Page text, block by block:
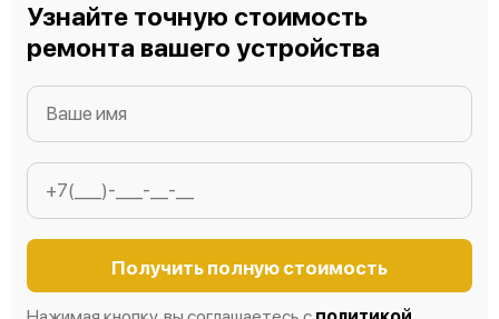
Узнайте точную стоимость
ремонта вашего устройства
Получить полную стоимость